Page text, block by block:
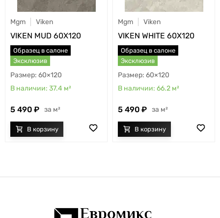
Mgm Viken
VIKEN MUD 60X120
Образец в салоне
Эксклюзив
60×120
37.4 м²
5 490 м²
Mgm Viken
VIKEN WHITE 60X120
Образец в салоне
Эксклюзив
60×120
66.2 м²
5 490 м²